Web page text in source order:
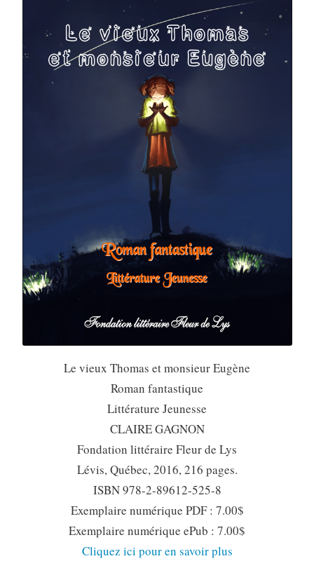
Le vieux Thomas et monsieur Eugène
Roman fantastique
Littérature Jeunesse
CLAIRE GAGNON
Fondation littéraire Fleur de Lys
Lévis, Québec, 2016, 216 pages.
ISBN 978-2-89612-525-8
Exemplaire numérique PDF : 7.00$
Exemplaire numérique ePub : 7.00$
Cliquez ici pour en savoir plus